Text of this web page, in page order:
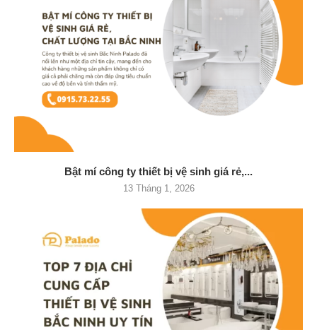
Bật mí công ty thiết bị vệ sinh giá rẻ,...
13 Tháng 1, 2026